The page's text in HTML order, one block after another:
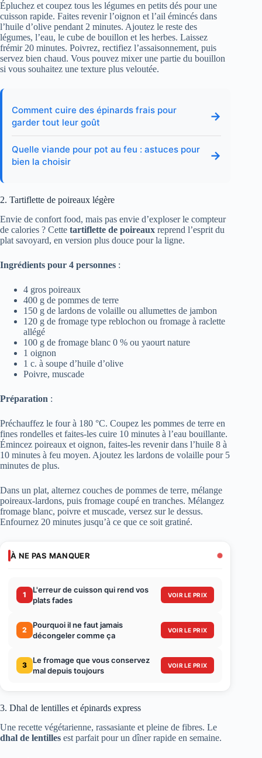
Épluchez et coupez tous les légumes en petits dés pour une
cuisson rapide. Faites revenir l’oignon et l’ail émincés dans
l’huile d’olive pendant 2 minutes. Ajoutez le reste des
légumes, l’eau, le cube de bouillon et les herbes. Laissez
frémir 20 minutes. Poivrez, rectifiez l’assaisonnement, puis
servez bien chaud. Vous pouvez mixer une partie du bouillon
si vous souhaitez une texture plus veloutée.
Comment cuire des épinards frais pour
garder tout leur goût
→
Quelle viande pour pot au feu : astuces pour
bien la choisir
→
2. Tartiflette de poireaux légère
Envie de confort food, mais pas envie d’exploser le compteur
de calories ? Cette tartiflette de poireaux reprend l’esprit du
plat savoyard, en version plus douce pour la ligne.
Ingrédients pour 4 personnes :
4 gros poireaux
400 g de pommes de terre
150 g de lardons de volaille ou allumettes de jambon
120 g de fromage type reblochon ou fromage à raclette
allégé
100 g de fromage blanc 0 % ou yaourt nature
1 oignon
1 c. à soupe d’huile d’olive
Poivre, muscade
Préparation :
Préchauffez le four à 180 °C. Coupez les pommes de terre en
fines rondelles et faites-les cuire 10 minutes à l’eau bouillante.
Émincez poireaux et oignon, faites-les revenir dans l’huile 8 à
10 minutes à feu moyen. Ajoutez les lardons de volaille pour 5
minutes de plus.
Dans un plat, alternez couches de pommes de terre, mélange
poireaux-lardons, puis fromage coupé en tranches. Mélangez
fromage blanc, poivre et muscade, versez sur le dessus.
Enfournez 20 minutes jusqu’à ce que ce soit gratiné.
À NE PAS MANQUER
1
L'erreur de cuisson qui rend vos
plats fades
VOIR LE PRIX
2
Pourquoi il ne faut jamais
décongeler comme ça
VOIR LE PRIX
3
Le fromage que vous conservez
mal depuis toujours
VOIR LE PRIX
3. Dhal de lentilles et épinards express
Une recette végétarienne, rassasiante et pleine de fibres. Le
dhal de lentilles est parfait pour un dîner rapide en semaine.